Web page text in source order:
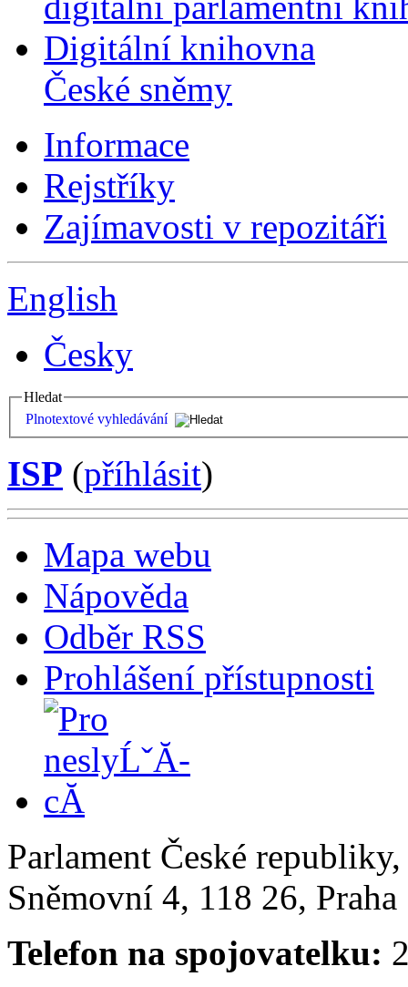
Digitální knihovna
České sněmy
Informace
Rejstříky
Zajímavosti v repozitáři
English
Česky
Hledat
Plnotextové vyhledávání
ISP (příhlásit)
Mapa webu
Nápověda
Odběr RSS
Prohlášení přístupnosti
Parlament České
Sněmovní 4, 118 26,
Telefon na spojovatelku: